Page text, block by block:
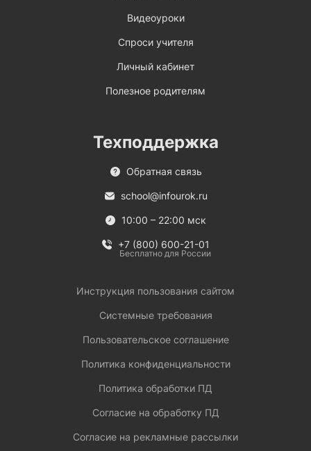
Видеоуроки
Спроси учителя
Личный кабинет
Полезное родителям
Техподдержка
Обратная связь
school@infourok.ru
10:00 – 22:00 мск
+7 (800) 600-21-01
Бесплатно для России
Инструкция пользования сайтом
Системные требования
Пользовательское соглашение
Политика конфиденциальности
Политика обработки ПД
Согласие на обработку ПД
Согласие на рекламные рассылки